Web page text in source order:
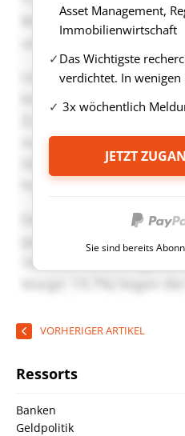
Asset Management,
Immobilienwirtschaft
Das Wichtigste
verdichtet. In
3x wöchentlich
JETZT
Sie sind bereits
VORHERIGER ARTIKEL
Ressorts
Banken
Geldpolitik